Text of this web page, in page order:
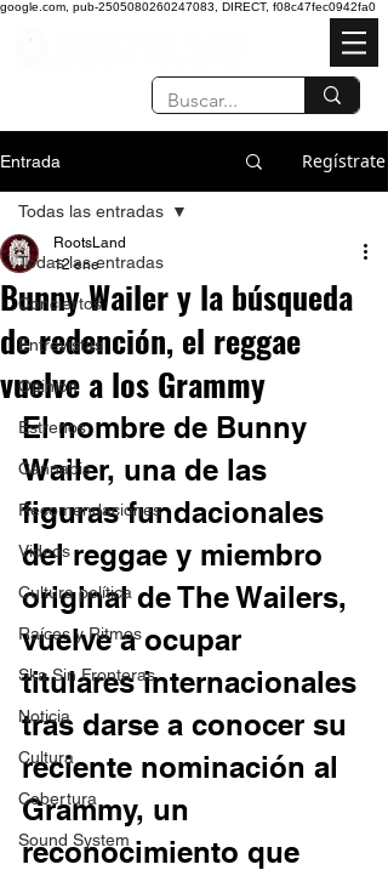
google.com, pub-2505080260247083, DIRECT, f08c47fec0942fa0
Entrada Regístrate
Todas las entradas
Conciertos
Entrevistas
Opinión
Estrenos
Cannabis
Recomendaciones
Videos
Cultura política
Raíces y Ritmos
Ska Sin Fronteras
Noticia
Cultura
Cobertura
Sound System
Todas las entradas
Bunny Wailer y la búsqueda
de redención, el reggae
vuelve a los Grammy
RootsLand
12 ene
El nombre de Bunny
Wailer, una de las
figuras fundacionales
del reggae y miembro
original de The Wailers,
vuelve a ocupar
titulares internacionales
tras darse a conocer su
reciente nominación al
Grammy, un
reconocimiento que